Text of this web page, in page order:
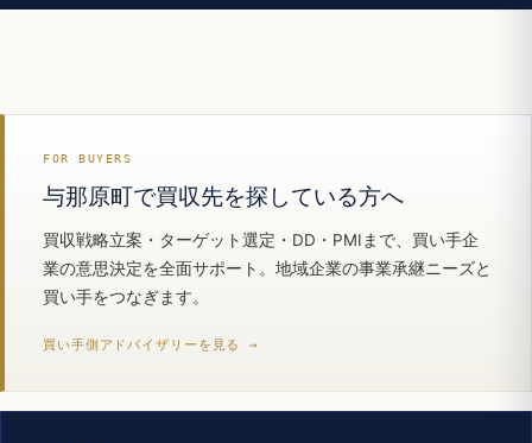
FOR BUYERS
与那原町で買収先を探している方へ
買収戦略立案・ターゲット選定・DD・PMIまで、買い手企
業の意思決定を全面サポート。地域企業の事業承継ニーズと
買い手をつなぎます。
買い手側アドバイザリーを見る →